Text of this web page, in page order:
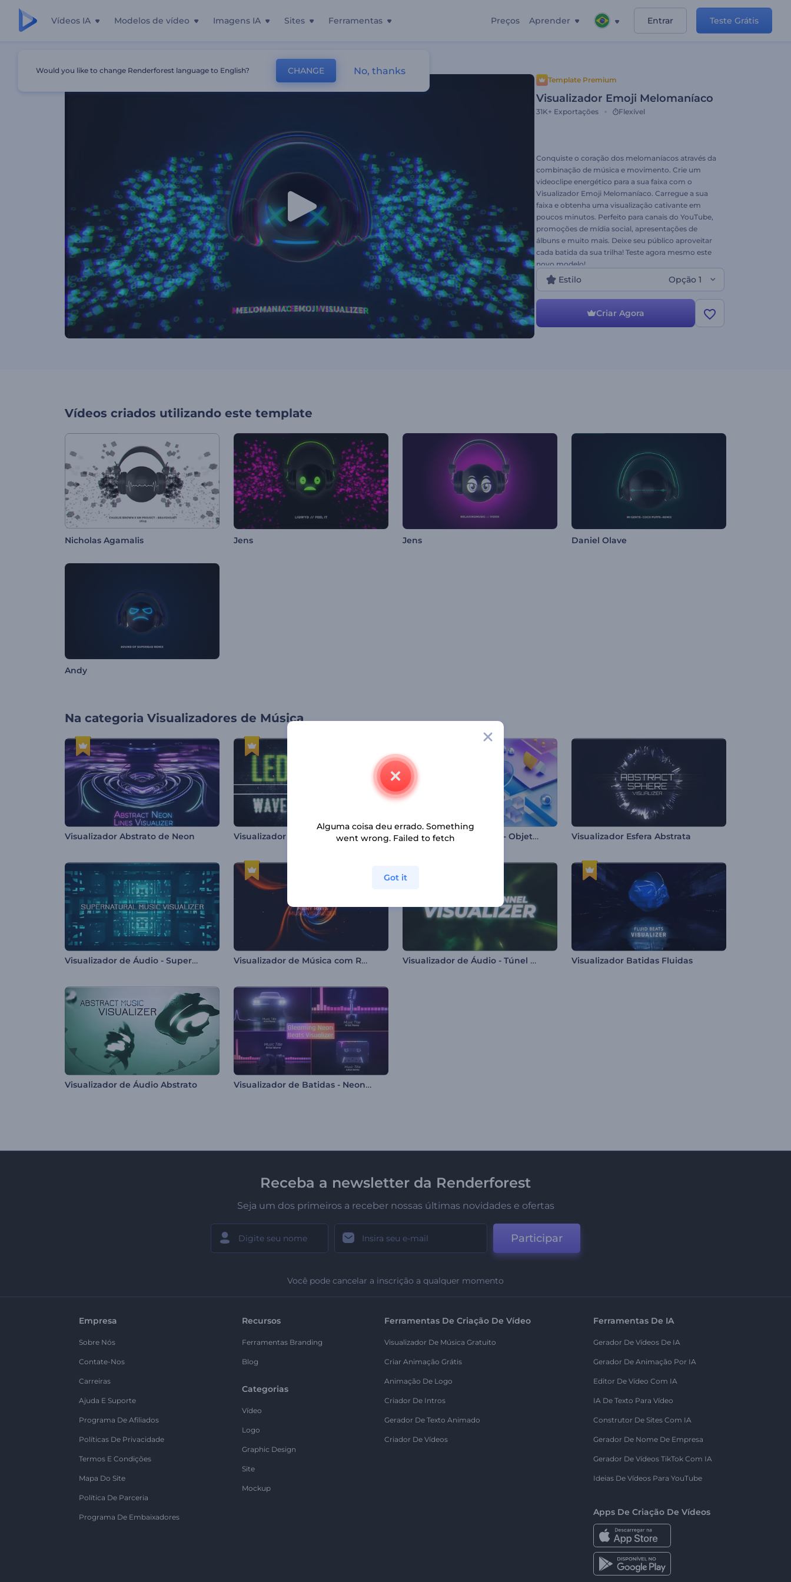
Vídeos IA Modelos de vídeo Imagens IA Sites Ferramentas Preços Aprender Entrar Teste Grátis
Template Premium
Visualizador Emoji Melomaníaco
31K+ Exportações Flexível
Conquiste o coração dos melomaníacos através da
combinação de música e movimento. Crie um
videoclipe energético para a sua faixa com o
Visualizador Emoji Melomaníaco. Carregue a sua
faixa e obtenha uma visualização cativante em
poucos minutos. Perfeito para canais do YouTube,
promoções de mídia social, apresentações de
álbuns e muito mais. Deixe seu público aproveitar
cada batida da sua trilha! Teste agora mesmo este
novo modelo!
Estilo Opção 1
Criar Agora
Vídeos criados utilizando este template
Nicholas Agamalis Jens Jens Daniel Olave
Andy
Na categoria Visualizadores de Música
Visualizador Abstrato de Neon Visualizador Ondas Sonoras de LED Visualizador de Música - Objetos Cinéticos Visualizador Esfera Abstrata
Visualizador de Áudio - Supernatural Visualizador de Música com Raios em Chamas Visualizador de Áudio - Túnel Futurista Visualizador Batidas Fluidas
Visualizador de Áudio Abstrato Visualizador de Batidas - Neon Reluzente
Receba a newsletter da Renderforest
Seja um dos primeiros a receber nossas últimas novidades e ofertas
Participar
Você pode cancelar a inscrição a qualquer momento
Empresa
Sobre Nós
Contate-Nos
Carreiras
Ajuda E Suporte
Programa De Afiliados
Políticas De Privacidade
Termos E Condições
Mapa Do Site
Política De Parceria
Programa De Embaixadores
Recursos
Ferramentas Branding
Blog
Categorias
Vídeo
Logo
Graphic Design
Site
Mockup
Ferramentas De Criação De Vídeo
Visualizador De Música Gratuito
Criar Animação Grátis
Animação De Logo
Criador De Intros
Gerador De Texto Animado
Criador De Vídeos
Ferramentas De IA
Gerador De Vídeos De IA
Gerador De Animação Por IA
Editor De Vídeo Com IA
IA De Texto Para Vídeo
Construtor De Sites Com IA
Gerador De Nome De Empresa
Gerador De Vídeos TikTok Com IA
Ideias De Vídeos Para YouTube
Apps De Criação De Vídeos
Would you like to change Renderforest language to English? CHANGE No, thanks
Alguma coisa deu errado. Something
went wrong. Failed to fetch
Got it